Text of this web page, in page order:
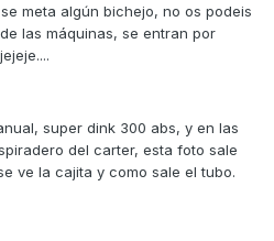
meta algún bichejo, no os podeis
las máquinas, se entran por
super dink 300 abs, y en las
del carter, esta foto sale
ve la cajita y como sale el tubo.